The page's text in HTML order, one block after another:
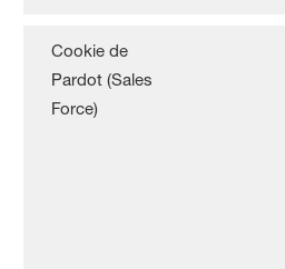
Cookie de
Pardot (Sales
Force)